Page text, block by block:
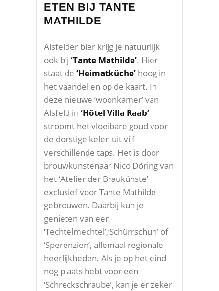
ETEN BIJ TANTE
MATHILDE
Alsfelder bier krijg je natuurlijk
ook bij ‘Tante Mathilde’. Hier
staat de ‘Heimatküche’ hoog in
het vaandel en op de kaart. In
deze nieuwe ‘woonkamer’ van
Alsfeld in ‘Hôtel Villa Raab’
stroomt het vloeibare goud voor
de dorstige kelen uit vijf
verschillende taps. Het is door
brouwkunstenaar Nico Döring van
het ‘Atelier der Braukünste’
exclusief voor Tante Mathilde
gebrouwen. Daarbij kun je
genieten van een
‘Techtelmechtel’,‘Schürrschuh’ of
‘Sperenzien’, allemaal regionale
heerlijkheden. Als je op het eind
nog plaats hebt voor een
‘Schreckschraube’, kan je er zeker